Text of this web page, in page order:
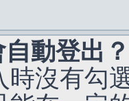
動登出？
時沒有勾